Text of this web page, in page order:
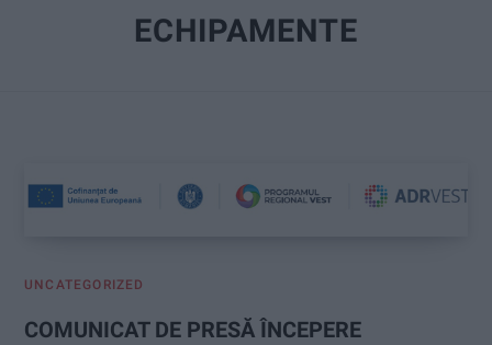
ECHIPAMENTE
UNCATEGORIZED
COMUNICAT DE PRESĂ ÎNCEPERE